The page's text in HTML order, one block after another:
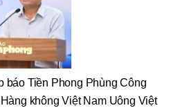
báo Tiền Phong Phùng Công
không Việt Nam Uông Việt